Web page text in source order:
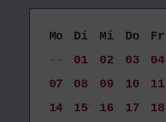
Mo Di Mi Do Fr
--
01 02 03 04
07
08 09 10 11
14
15 16 17 18